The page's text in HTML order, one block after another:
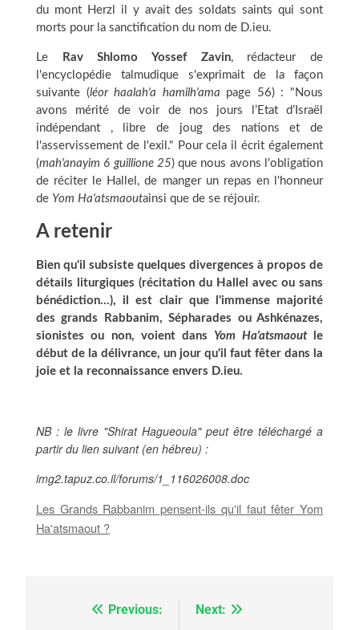
du mont Herzl il y avait des soldats saints qui sont
morts pour la sanctification du nom de D.ieu.
Le Rav Shlomo Yossef Zavin, rédacteur de
l'encyclopédie talmudique s'exprimait de la façon
suivante (léor haalah'a hamilh'ama page 56) : "Nous
avons mérité de voir de nos jours l’Etat d’Israël
indépendant , libre de joug des nations et de
l'asservissement de l'exil." Pour cela il écrit également
(mah'anayim 6 guillione 25) que nous avons l'obligation
de réciter le Hallel, de manger un repas en l'honneur
de Yom Ha'atsmaoutainsi que de se réjouir.
A retenir
Bien qu'il subsiste quelques divergences à propos de
détails liturgiques (récitation du Hallel avec ou sans
bénédiction…), il est clair que l'immense majorité
des grands Rabbanim, Sépharades ou Ashkénazes,
sionistes ou non, voient dans Yom Ha'atsmaoutle
début de la délivrance, un jour qu'il faut fêter dans la
joie et la reconnaissance envers D.ieu.
NB : le livre "Shirat Hagueoula" peut être téléchargé a
partir du lien suivant (en hébreu) :
img2.tapuz.co.il/forums/1_116026008.doc
Les Grands Rabbanim pensent-ils qu'il faut fêter Yom
Ha'atsmaout ?
NavigationPrevious:
Next: